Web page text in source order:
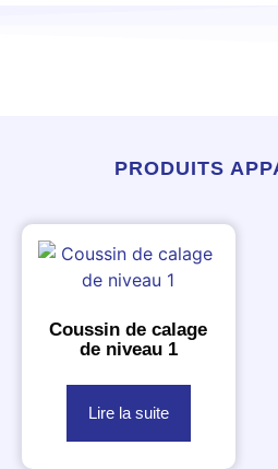
PRODUITS
Coussin de calage
de niveau 1
Lire la suite